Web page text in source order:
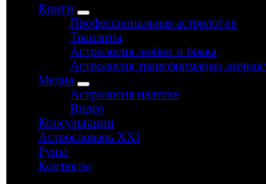
Книги
Профессиональная астрология
Транзиты
Астрология любви и брака
Астрология трансформации
Медиа
Астрология налегке
Видео
Консультации
Астрословарь XXI
Руны
Контакты